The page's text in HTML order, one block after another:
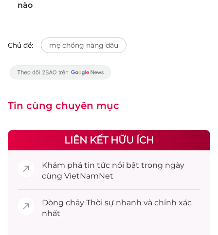
nào
Chủ đề: mẹ chồng nàng dâu
Tin cùng chuyên mục
LIÊN KẾT HỮU ÍCH
Khám phá tin tức nổi bật trong ngày
cùng VietNamNet
Dòng chảy Thời sự nhanh và chính xác
nhất